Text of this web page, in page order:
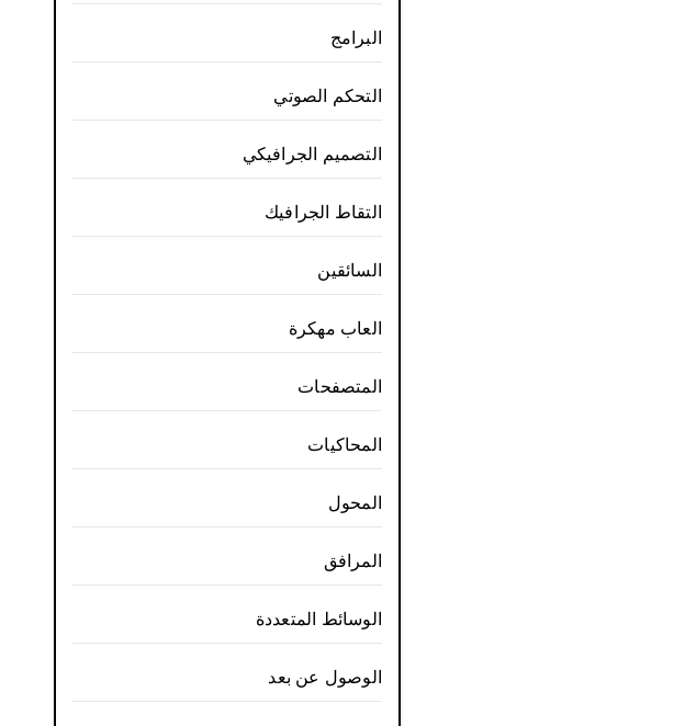
البرامج
التحكم الصوتي
التصميم الجرافيكي
التقاط الجرافيك
السائقين
العاب مهكرة
المتصفحات
المحاكيات
المحول
المرافق
الوسائط المتعددة
الوصول عن بعد